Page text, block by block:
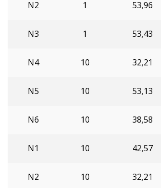
N2 1 53,96
N3 1 53,43
N4 10 32,21
N5 10 53,13
N6 10 38,58
N1 10 42,57
N2 10 32,21